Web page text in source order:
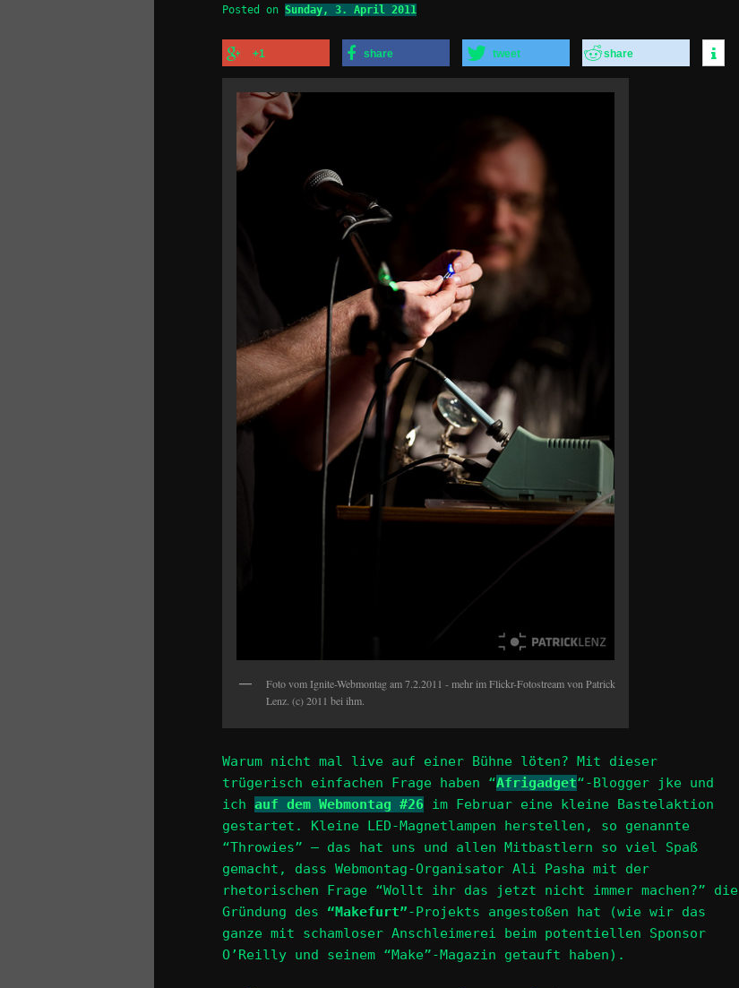
Posted on Sunday, 3. April 2011
+1 share tweet share
Foto vom Ignite-Webmontag am 7.2.2011 - mehr im Flickr-Fotostream von Patrick
Lenz. (c) 2011 bei ihm.
Warum nicht mal live auf einer Bühne löten? Mit dieser
trügerisch einfachen Frage haben “Afrigadget“-Blogger jke und
ich auf dem Webmontag #26 im Februar eine kleine Bastelaktion
gestartet. Kleine LED-Magnetlampen herstellen, so genannte
“Throwies” – das hat uns und allen Mitbastlern so viel Spaß
gemacht, dass Webmontag-Organisator Ali Pasha mit der
rhetorischen Frage “Wollt ihr das jetzt nicht immer machen?” die
Gründung des “Makefurt”-Projekts angestoßen hat (wie wir das
ganze mit schamloser Anschleimerei beim potentiellen Sponsor
O’Reilly und seinem “Make”-Magazin getauft haben).